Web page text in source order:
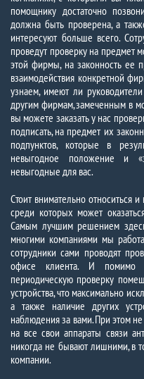
помощнику достаточно
должна быть проверена, а
интересуют больше всего.
проведут проверку на предмет
этой фирмы, на законность ее
взаимодействия конкретной
узнаем, имеют ли
другим фирмам, замеченным в
вы можете заказать у нас
подписать, на предмет их
подпунктов, которые в
невыгодное положение и
невыгодные для вас.
Стоит внимательно относиться
среди которых может
Самым лучшим решением
многими компаниями мы
сотрудники сами проводят
офисе клиента. И помимо
периодическую проверку
устройства, что максимально
а также наличие других
наблюдения за вами. При этом
на все свои аппараты связи
никогда не бывают лишними, в
компании.